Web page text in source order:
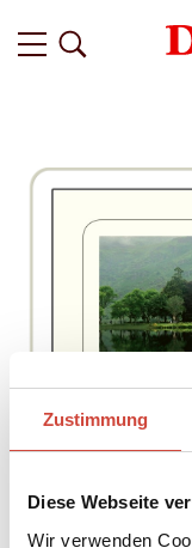
Zustimmung
Diese Webseite
Wir verwenden